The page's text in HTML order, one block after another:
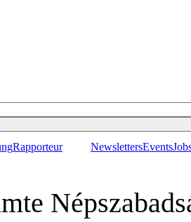
Rapporteur NewslettersEvents